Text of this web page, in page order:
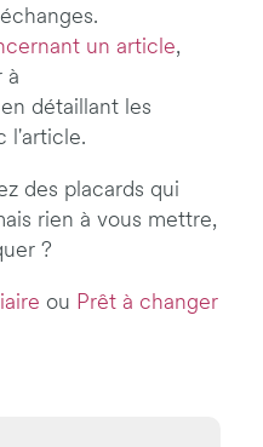
un article,
à
détaillant les
l'article.
des placards qui
rien à vous mettre,
?
ou Prêt à changer